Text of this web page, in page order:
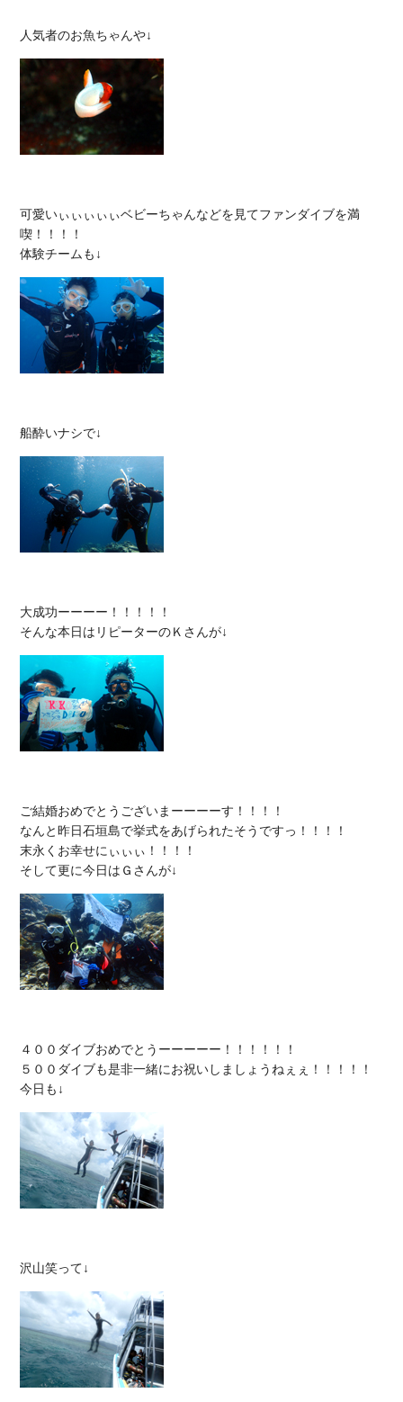
可愛いぃぃぃぃぃベビーちゃんなどを見てファンダイブを満
喫！！！！
大成功ーーーー！！！！！
ご結婚おめでとうございまーーーーす！！！！
なんと昨日石垣島で挙式をあげられたそうですっ！！！！
末永くお幸せにぃぃぃ！！！！
４００ダイブおめでとうーーーーー！！！！！！
５００ダイブも是非一緒にお祝いしましょうねぇぇ！！！！！